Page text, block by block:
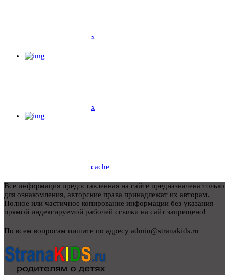
x
x
cache
Все информация предоставленная на сайте предназначена только
для ознакомления, авторские права принадлежат их авторам.
Полное или частичное копирование информации без указания
прямой индексируемой рабочей ссылки на сайт запрещено!
По всем вопросам пишите по адресу admin@stranakids.ru